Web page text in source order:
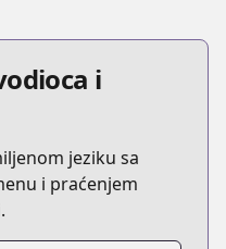
i
jeziku sa
i praćenjem